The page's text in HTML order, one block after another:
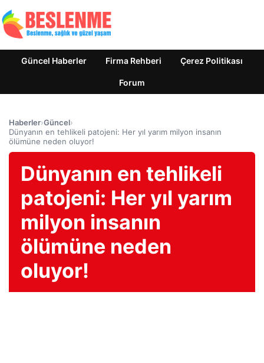
Güncel Haberler Firma Rehberi Çerez Politikası
Forum
Haberler›Güncel›
Dünyanın en tehlikeli patojeni: Her yıl yarım milyon insanın
ölümüne neden oluyor!
Dünyanın en tehlikeli
patojeni: Her yıl yarım
milyon insanın
ölümüne neden
oluyor!